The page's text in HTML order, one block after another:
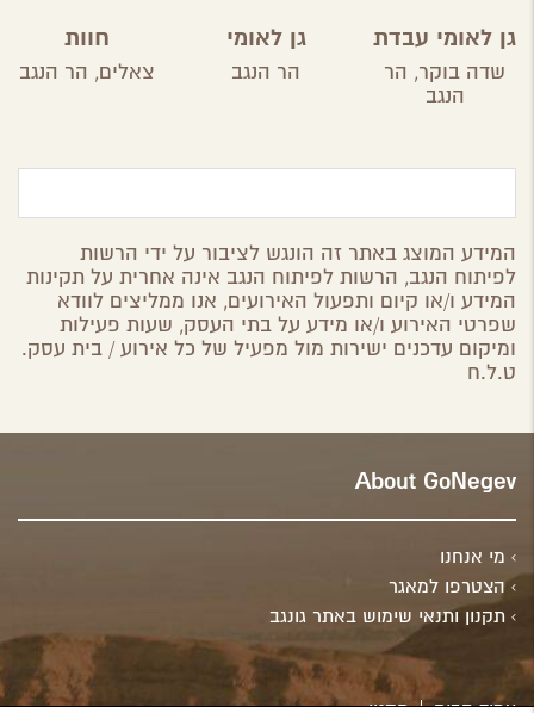
גן לאומי עבדת
שדה בוקר, הר
הנגב
גן לאומי
ממשית
הר הנגב
חוות
הקקטוסים
צאלים, הר הנגב
המידע המוצג באתר זה הונגש לציבור על ידי הרשות
לפיתוח הנגב, הרשות לפיתוח הנגב אינה אחרית על תקינות
המידע ו/או קיום ותפעול האירועים, אנו ממליצים לוודא
שפרטי האירוע ו/או מידע על בתי העסק, שעות פעילות
ומיקום עדכנים ישירות מול מפעיל של כל אירוע / בית עסק.
ט.ל.ח
About GoNegev
מי אנחנו
הצטרפו למאגר
תקנון ותנאי שימוש באתר גונגב